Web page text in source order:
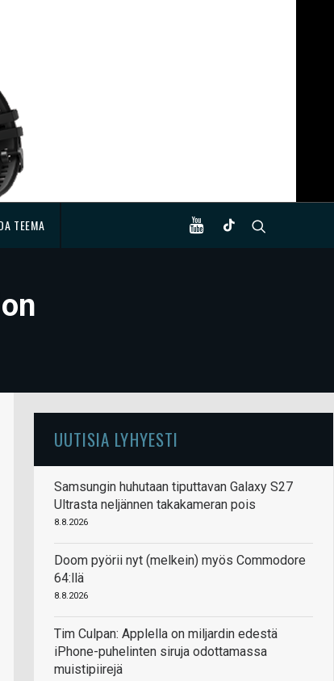
TEEMA
UUTISIA LYHYESTI
Samsungin huhutaan tiputtavan Galaxy S27
Ultrasta neljännen takakameran pois
8.8.2026
Doom pyörii nyt (melkein) myös Commodore
64:llä
8.8.2026
Tim Culpan: Applella on miljardin edestä
iPhone-puhelinten siruja odottamassa
muistipiirejä